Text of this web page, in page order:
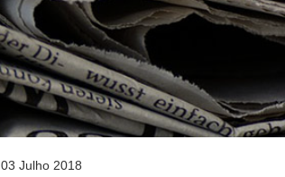
03 Julho 2018